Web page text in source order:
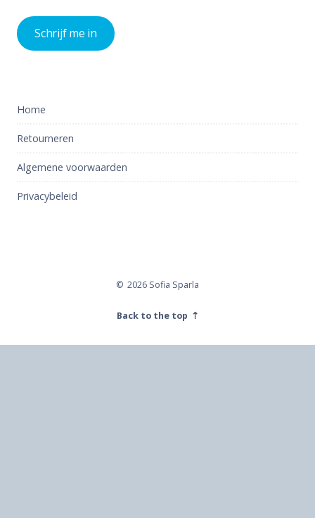
Home
Retourneren
Algemene voorwaarden
Privacybeleid
2026 Sofia Sparla
Back to the top